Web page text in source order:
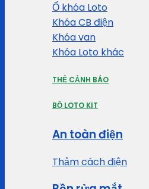
Ổ khóa Loto
Khóa CB điện
Khóa van
Khóa Loto khác
THẺ CẢNH BÁO
BỘ LOTO KIT
An toàn điện
Thảm cách điện